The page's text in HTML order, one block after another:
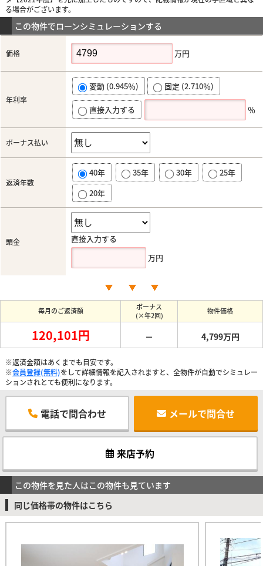
る場合がございます。
この物件でローンシミュレーションする
価格 万円
年利率
変動 (0.945％) 固定 (2.710％)
直接入力する ％
ボーナス払い
返済年数
40年 35年 30年
25年
20年
頭金
直接入力する
万円
毎月のご返済額
ボーナス
(×年2回)
物件価格
120,101円 － 4,799万円
※返済金額はあくまでも目安です。
※会員登録(無料)をして詳細情報を記入されますと、全物件が自動でシミュレー
ションされとても便利になります。
電話で問合わせ メールで問合せ
来店予約
この物件を見た人はこの物件も見ています
同じ価格帯の物件はこちら